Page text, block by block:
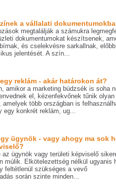
a vállalati
megtalálják a számukra
dokumentumokat készítsenek,
és cselekvésre sarkallnak,
jelentését. A szín...
reklám - akár határokon át?
amikor a marketing büdzsék is soha
el, kézenfekvőnek tűnik olyan
több országban is
egy konkrét reklám, ug...
ügynök - vagy ahogy ma sok
az ügynök vagy területi képviselő
múlik. Elkötelezettség nélkül ugyanis
feltétlenül szükséges a vevő
során szinte minden...